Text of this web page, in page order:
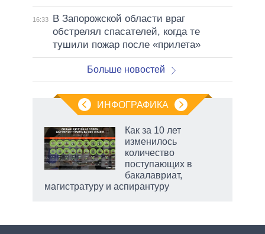
16:33
В Запорожской области враг
обстрелял спасателей, когда те
тушили пожар после «прилета»
Больше новостей
ИНФОГРАФИКА
Как за 10 лет
изменилось
количество
поступающих в
бакалавриат,
магистратуру и аспирантуру